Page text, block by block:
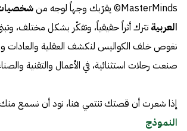
MasterMinds© يقرّبك وجهاً لوجه من
العربية تترك أثراً حقيقياً، وتفكّر بشكل مختلف،
نغوص خلف الكواليس لنكشف العقلية والعادات
صنعت رحلات استثنائية، في الأعمال والتقنية
إذا شعرت أن قصتك تنتمي هنا، نود أن نسمع
النموذج